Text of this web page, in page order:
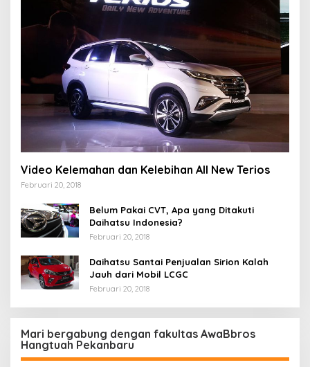
Video Kelemahan dan Kelebihan All New Terios
Februari 20, 2018
Belum Pakai CVT, Apa yang Ditakuti
Daihatsu Indonesia?
Februari 20, 2018
Daihatsu Santai Penjualan Sirion Kalah
Jauh dari Mobil LCGC
Februari 20, 2018
Mari bergabung dengan fakultas AwaBbros
Hangtuah Pekanbaru